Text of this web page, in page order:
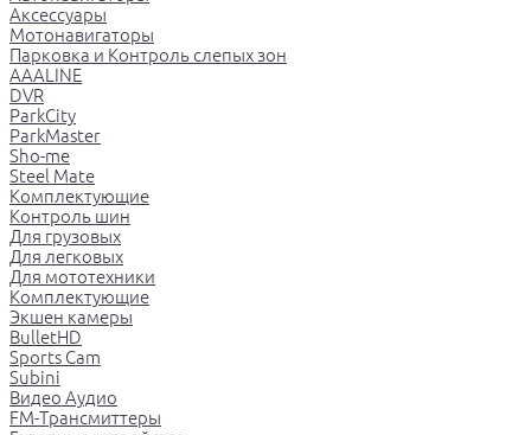
Аксессуары
Мотонавигаторы
Парковка и Контроль слепых зон
AAALINE
DVR
ParkCity
ParkMaster
Sho-me
Steel Mate
Комплектующие
Контроль шин
Для грузовых
Для легковых
Для мототехники
Комплектующие
Экшен камеры
BulletHD
Sports Cam
Subini
Видео Аудио
FM-Трансмиттеры